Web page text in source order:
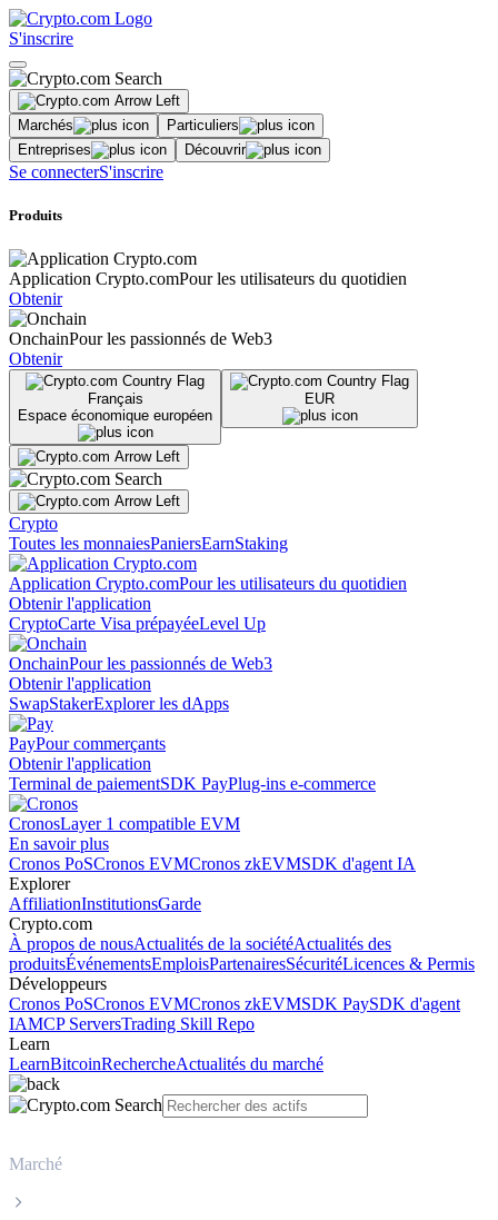
S'inscrire
Marchés
Particuliers
Entreprises
Découvrir
Se connecterS'inscrire
Produits
Application Crypto.comPour les utilisateurs du quotidien
Obtenir
OnchainPour les passionnés de Web3
Obtenir
Français
Espace économique européen
EUR
Crypto
Toutes les monnaiesPaniersEarnStaking
Application Crypto.comPour les utilisateurs du quotidien
Obtenir l'application
CryptoCarte Visa prépayéeLevel Up
OnchainPour les passionnés de Web3
Obtenir l'application
SwapStakerExplorer les dApps
PayPour commerçants
Obtenir l'application
Terminal de paiementSDK PayPlug-ins e-commerce
CronosLayer 1 compatible EVM
En savoir plus
Cronos PoSCronos EVMCronos zkEVMSDK d'agent IA
Explorer
AffiliationInstitutionsGarde
Crypto.com
À propos de nousActualités de la sociétéActualités des
produitsÉvénementsEmploisPartenairesSécuritéLicences & Permis
Développeurs
Cronos PoSCronos EVMCronos zkEVMSDK PaySDK d'agent
IAMCP ServersTrading Skill Repo
Learn
LearnBitcoinRechercheActualités du marché
Marché